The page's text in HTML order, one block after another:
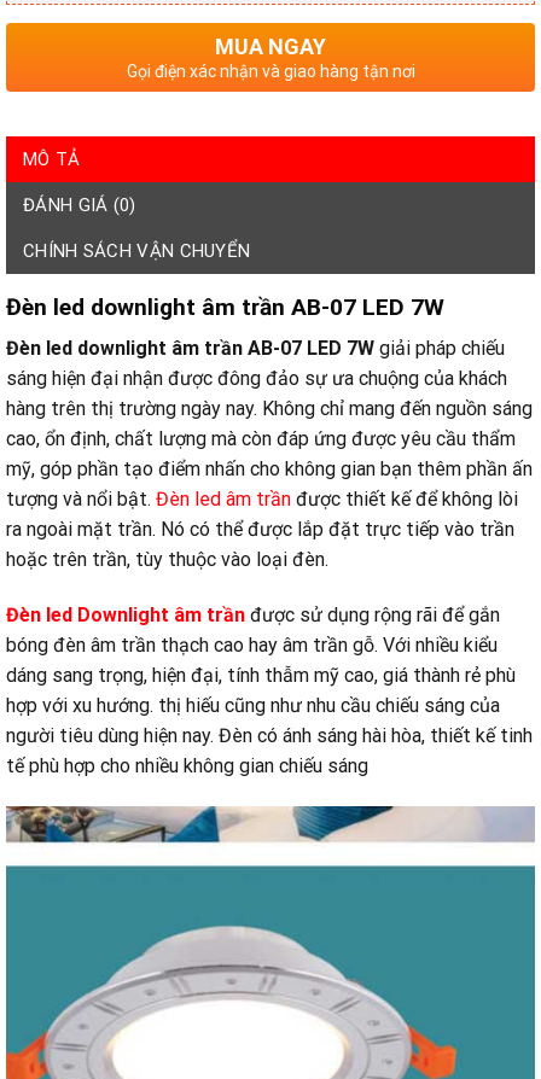
MUA NGAY
Gọi điện xác nhận và giao hàng tận nơi
MÔ TẢ
ĐÁNH GIÁ (0)
CHÍNH SÁCH VẬN CHUYỂN
Đèn led downlight âm trần AB-07 LED 7W
Đèn led downlight âm trần AB-07 LED 7W giải pháp chiếu
sáng hiện đại nhận được đông đảo sự ưa chuộng của khách
hàng trên thị trường ngày nay. Không chỉ mang đến nguồn sáng
cao, ổn định, chất lượng mà còn đáp ứng được yêu cầu thẩm
mỹ, góp phần tạo điểm nhấn cho không gian bạn thêm phần ấn
tượng và nổi bật. Đèn led âm trần được thiết kế để không lòi
ra ngoài mặt trần. Nó có thể được lắp đặt trực tiếp vào trần
hoặc trên trần, tùy thuộc vào loại đèn.
Đèn led Downlight âm trần được sử dụng rộng rãi để gắn
bóng đèn âm trần thạch cao hay âm trần gỗ. Với nhiều kiểu
dáng sang trọng, hiện đại, tính thẫm mỹ cao, giá thành rẻ phù
hợp với xu hướng. thị hiếu cũng như nhu cầu chiếu sáng của
người tiêu dùng hiện nay. Đèn có ánh sáng hài hòa, thiết kế tinh
tế phù hợp cho nhiều không gian chiếu sáng